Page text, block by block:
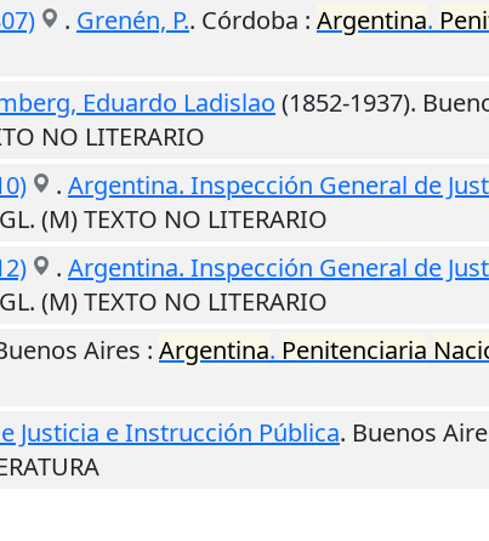
. Grenén, P.. Córdoba : Argentina.
Eduardo Ladislao (1852-1937).
NO LITERARIO
. Argentina. Inspección General de
(M) TEXTO NO LITERARIO
. Argentina. Inspección General de
(M) TEXTO NO LITERARIO
Aires : Argentina. Penitenciaria
Justicia e Instrucción Pública. Buenos